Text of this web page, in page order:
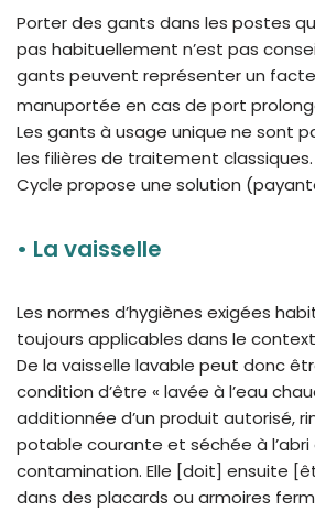
Porter des gants dans les postes
pas habituellement n’est pas
gants peuvent représenter un
manuportée en cas de port
Les gants à usage unique ne sont
les filières de traitement classiques.
Cycle propose une solution
• La vaisselle
Les normes d’hygiènes exigées
toujours applicables dans le
De la vaisselle lavable peut donc
condition d’être « lavée à l’eau
additionnée d’un produit autorisé,
potable courante et séchée à
contamination. Elle [doit] ensuite
dans des placards ou armoires